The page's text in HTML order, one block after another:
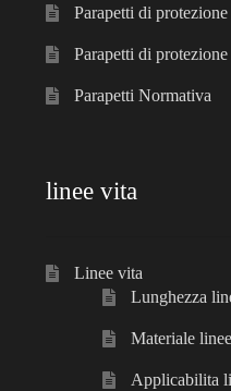
Parapetti di
Parapetti di
Parapetti Normativa
linee vita
Linee vita
Lunghezza
Materiale
Applicabilita